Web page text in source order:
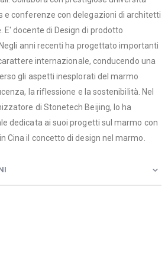
e conferenze con delegazioni di architetti
docente di Design di prodotto
anni recenti ha progettato importanti
internazionale, conducendo una
gli aspetti inesplorati del marmo
la riflessione e la sostenibilità. Nel
di Stonetech Beijing, lo ha
dedicata ai suoi progetti sul marmo con
Cina il concetto di design nel marmo.